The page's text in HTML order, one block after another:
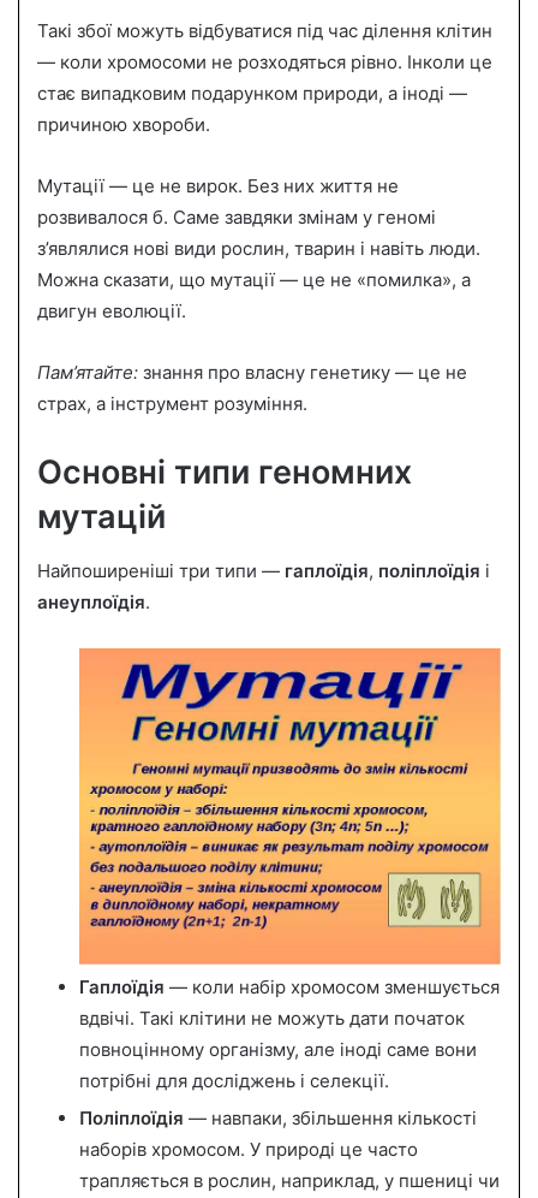
Такі збої можуть відбуватися під час ділення клітин
— коли хромосоми не розходяться рівно. Інколи це
стає випадковим подарунком природи, а іноді —
причиною хвороби.
Мутації — це не вирок. Без них життя не
розвивалося б. Саме завдяки змінам у геномі
з’являлися нові види рослин, тварин і навіть люди.
Можна сказати, що мутації — це не «помилка», а
двигун еволюції.
Пам’ятайте: знання про власну генетику — це не
страх, а інструмент розуміння.
Основні типи геномних
мутацій
Найпоширеніші три типи — гаплоїдія, поліплоїдія і
анеуплоїдія.
Гаплоїдія — коли набір хромосом зменшується
вдвічі. Такі клітини не можуть дати початок
повноцінному організму, але іноді саме вони
потрібні для досліджень і селекції.
Поліплоїдія — навпаки, збільшення кількості
наборів хромосом. У природі це часто
трапляється в рослин, наприклад, у пшениці чи